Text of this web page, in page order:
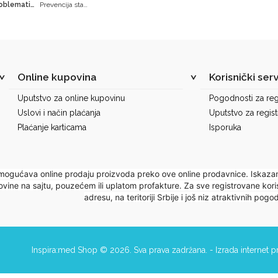
Problematike:
Prevencija starenja
Online kupovina
Uputstvo za online kupovinu
Uslovi i način plaćanja
Plaćanje karticama
Korisnički
Pogodnosti za
Uputstvo za
Isporuka
online prodaju proizvoda preko ove online prodavnice.
na sajtu, pouzećem ili uplatom profakture. Za sve registrovane
adresu, na teritoriji Srbije i još niz atraktivnih
Inspira:med Shop © 2026. Sva prava zadržana. - Izrada internet